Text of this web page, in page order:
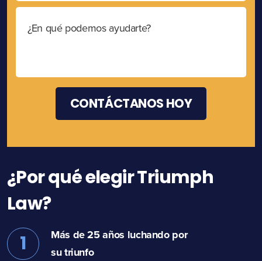
¿Por qué elegir Triumph
Law?
1
Más de 25 años luchando por
su triunfo